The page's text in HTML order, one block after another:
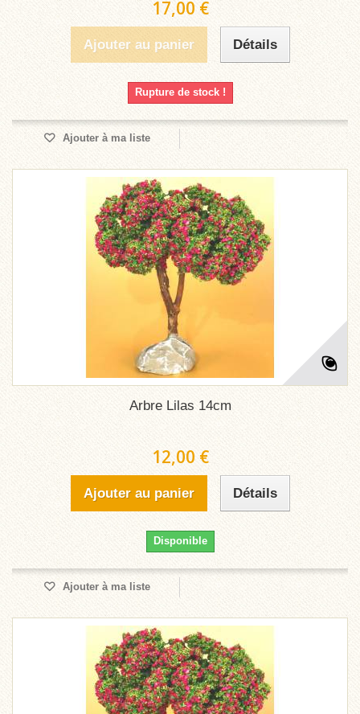
17,00 €
Ajouter au panier Détails
Rupture de stock !
Ajouter à ma liste
Arbre Lilas 14cm
12,00 €
Ajouter au panier Détails
Disponible
Ajouter à ma liste